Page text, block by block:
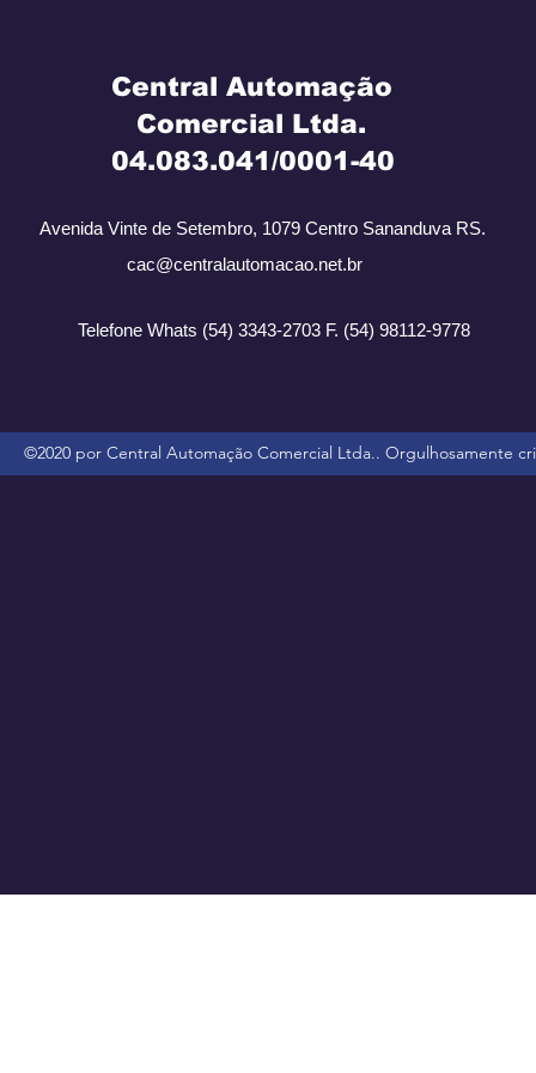
Central Automação
Comercial Ltda.
​ 04.083.041/0001-40
Avenida Vinte de Setembro, 1079 Centro Sananduva RS.
cac@centralautomacao.net.br
Telefone Whats (54) 3343-2703 F. (54) 98112-9778
©2020 por Central Automação Comercial Ltda.. Orgulhosamente